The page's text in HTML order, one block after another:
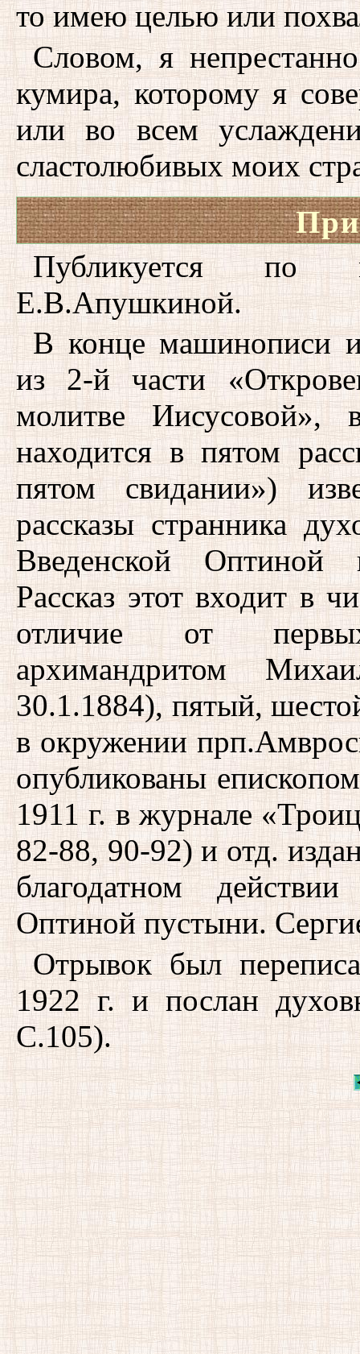
то имею целью или
Словом, я
кумира, которому я
или во всем
сластолюбивых моих
Публикуется по
Е.В.Апушкиной.
В конце машинописи
из 2-й части
молитве Иисусовой»,
находится в пятом
пятом свидании»)
рассказы странника
Введенской Оптиной
Рассказ этот входит в
отличие от
архимандритом
30.1.1884), пятый,
в окружении
опубликованы
1911 г. в журнале
82-88, 90-92) и отд.
благодатном
Оптиной пустыни.
Отрывок был
1922 г. и послан
С.105).